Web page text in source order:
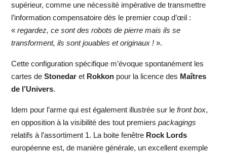
supérieur, comme une nécessité impérative de transmettre
l’information compensatoire dès le premier coup d’œil :
« regardez, ce sont des robots de pierre mais ils se
transforment, ils sont jouables et originaux !».
Cette configuration spécifique m’évoque spontanément les
cartes de Stonedaret Rokkonpour la licence des Maîtres
de l’Univers.
Idem pour l’arme qui est également illustrée sur lefront box,
en opposition à la visibilité des tout premiers packagings
relatifs à l’assortiment 1. La boite fenêtre Rock Lords
européenne est, de manière générale, un excellent exemple